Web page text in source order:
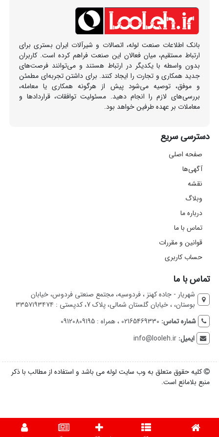
بانک اطلاعات صنعت لوله، اتصالات و شیرآلات ایران بستری برای
ارتباط مستقیم، میان فعالان این صنعت فراهم کرده است. کاربران
بدون واسطه با یکدیگر در ارتباط هستند و می‌توانند فرصت‌های
جدید همکاری و تجارت را ایجاد کنند. برای داشتن تجربه‌ای مطمئن
و موفق، توصیه می‌شود پیش از هرگونه همکاری یا معامله،
بررسی‌های لازم را انجام دهید. مسئولیت توافقات، قراردادها و
معاملات بر عهده طرفین خواهد بود.
دسترسی سریع
صفحه اصلی
آگهی‌ها
نقشه
وبلاگ
درباره ما
تماس با ما
قوانین و مقررات
حساب کاربری
تماس با ما
شهریار - جاده کهنز ، فردوسیه، مجتمع صنعتی فردوس، خیابان
بوستان، ، خیابان گلستان شمالی، پلاک 7، کدپستی : ۳۳۵۷۱۹۳۴۷۴
شماره تماس: 02165469330 ، همراه : 09120809195
ایمیل:info@looleh.ir
کلیه حقوق متعلق به وب سایت لوله می باشد و استفاده از مطالب با ذکر
منبع بلامانع است.